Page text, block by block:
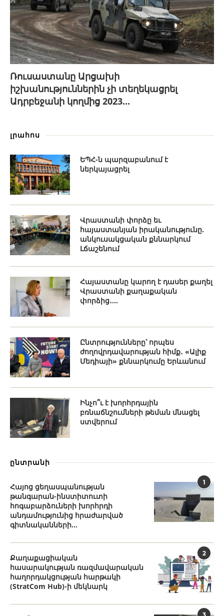
Ռուսաստանը Արցախի
իշխանություններին չի տեղեկացրել
Ադրբեջանի կողմից 2023...
լրահոս
ԵՊՀ-ն պարզաբանում է
ներկայացրել
Վրաստանի փորձը եւ
հայաստանյան իրականությունը.
անկուսակցական քննարկում
Լճաշենում
Հայաստանը կարող է դասեր քաղել
Վրաստանի քաղաքական
փորձից․...
Ընտրությունները՝ որպես
ժողովրդավարության հիմք․ «Ալիք
Մեդիայի» քննարկումը Երևանում
Ինչո՞ւ է խորհրդային
բռնաճնշումների թեման մնացել
ստվերում
ընտրանի
1
Հայոց ցեղասպանության
թանգարան-ինստիտուտի
հոգաբարձուների խորհրդի
անդամությունից հրաժարված
գիտնականների...
2
Քաղաքացիական
հասարակության ռազմավարական
հաղորդակցության հարթակի
(StratCom Hub)-ի մեկնարկ